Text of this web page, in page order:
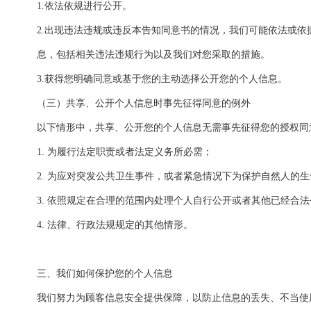
1.依法依规进行公开。
2.出现违法违规或违反本告知同意书的情况，我们可能依法或
息，包括相关违法违规行为以及我们对您采取的措施。
3.获得您明确同意或基于您的主动选择公开您的个人信息。
（三）共享、公开个人信息时事先征得同意的例外
以下情形中，共享、公开您的个人信息无需事先征得您的授权同
1. 为履行法定职责或者法定义务所必需；
2. 为应对突发公共卫生事件，或者紧急情况下为保护自然人的
3. 依照规定在合理的范围内处理个人自行公开或者其他已经合
4. 法律、行政法规规定的其他情形。
三、我们如何保护您的个人信息
我们努力为顾客信息安全提供保障，以防止信息的丢失、不当